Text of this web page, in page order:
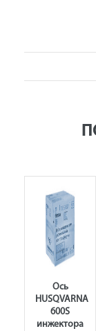
Ось
HUSQVARNA
600S
инжектора